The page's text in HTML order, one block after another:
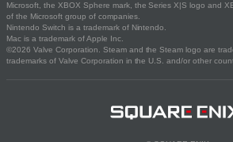
Microsoft, the XBOX Sphere mark, the Series X|S logo and
of the Microsoft group of companies.
Nintendo Switch is a trademark of Nintendo.
Mac is a trademark of Apple Inc.
©2026 Valve Corporation. Steam and the Steam logo are
trademarks of Valve Corporation in the U.S. and/or other